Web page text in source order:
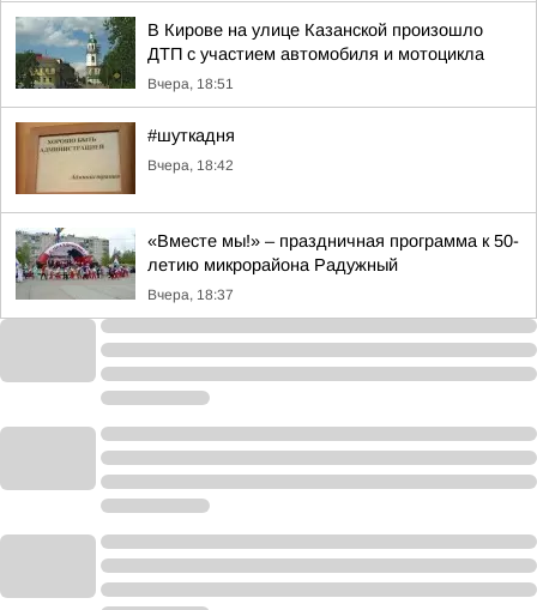
В Кирове на улице Казанской произошло
ДТП с участием автомобиля и мотоцикла
Вчера, 18:51
#шуткадня
Вчера, 18:42
«Вместе мы!» – праздничная программа к 50-
летию микрорайона Радужный
Вчера, 18:37